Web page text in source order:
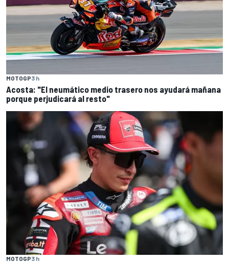
MOTOGP3 h
Acosta: "El neumático medio trasero nos ayudará mañana
porque perjudicará al resto"
MOTOGP3 h